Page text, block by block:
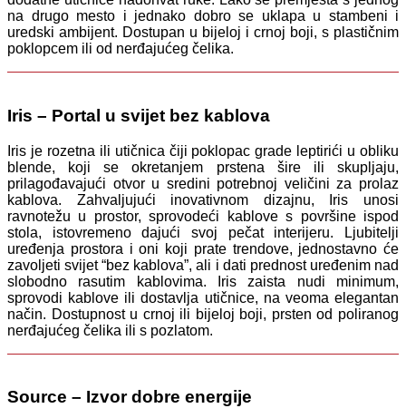
na drugo mesto i jednako dobro se uklapa u stambeni i
uredski ambijent. Dostupan u bijeloj i crnoj boji, s plastičnim
poklopcem ili od nerđajućeg čelika.
Iris – Portal u svijet bez kablova
Iris je rozetna ili utičnica čiji poklopac grade leptirići u obliku
blende, koji se okretanjem prstena šire ili skupljaju,
prilagođavajući otvor u sredini potrebnoj veličini za prolaz
kablova. Zahvaljujući inovativnom dizajnu, Iris unosi
ravnotežu u prostor, sprovodeći kablove s površine ispod
stola, istovremeno dajući svoj pečat interijeru. Ljubitelji
uređenja prostora i oni koji prate trendove, jednostavno će
zavoljeti svijet “bez kablova”, ali i dati prednost uređenim nad
slobodno rasutim kablovima. Iris zaista nudi minimum,
sprovodi kablove ili dostavlja utičnice, na veoma elegantan
način. Dostupnost u crnoj ili bijeloj boji, prsten od poliranog
nerđajućeg čelika ili s pozlatom.
Source – Izvor dobre energije